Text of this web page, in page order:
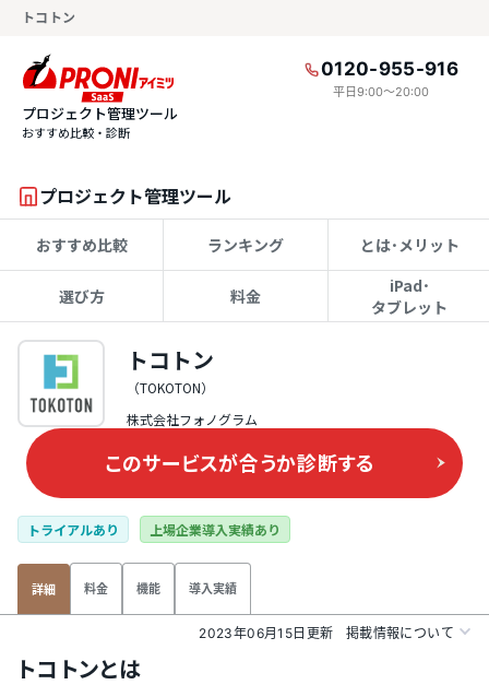
トコトン
0120-955-916
平日9:00〜20:00
プロジェクト管理ツール
おすすめ比較・診断
プロジェクト管理ツール
おすすめ比較 ランキング とは･メリット
選び方 料金
iPad･
タブレット
トコトン
（TOKOTON）
株式会社フォノグラム
このサービスが合うか診断する
トライアルあり 上場企業導入実績あり
詳細 料金 機能 導入実績
2023年06月15日更新 掲載情報について
トコトンとは